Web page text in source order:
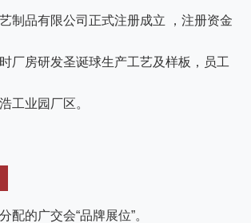
制品有限公司正式注册成立 ，注册资金
厂房研发圣诞球生产工艺及样板，员工
工业园厂区。
配的广交会“品牌展位”。